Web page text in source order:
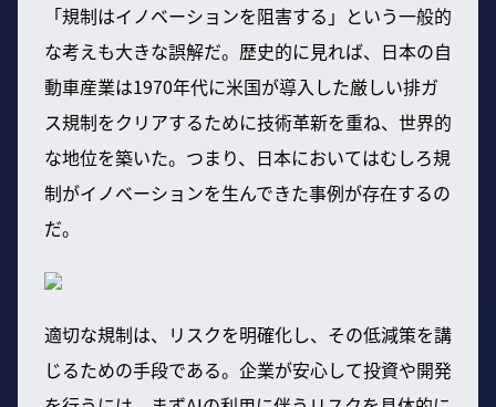
「規制はイノベーションを阻害する」という一般的
な考えも大きな誤解だ。歴史的に見れば、日本の自
動車産業は1970年代に米国が導入した厳しい排ガ
ス規制をクリアするために技術革新を重ね、世界的
な地位を築いた。つまり、日本においてはむしろ規
制がイノベーションを生んできた事例が存在するの
だ。
適切な規制は、リスクを明確化し、その低減策を講
じるための手段である。企業が安心して投資や開発